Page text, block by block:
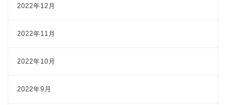
2022年12月
2022年11月
2022年10月
2022年9月